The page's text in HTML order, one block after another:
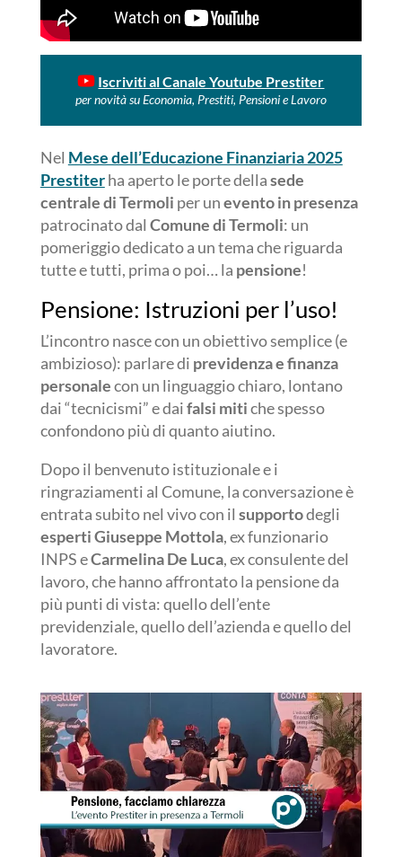
Iscriviti al Canale Youtube Prestiter
per novità su Economia, Prestiti, Pensioni e Lavoro
Nel Mese dell’Educazione Finanziaria 2025
Prestiterha aperto le porte dellasede
centrale di Termoli per unevento in presenza
patrocinato dal Comune di Termoli: un
pomeriggio dedicato a un tema che riguarda
tutte e tutti, prima o poi… la pensione!
Pensione: Istruzioni per l’uso!
L’incontro nasce con un obiettivo semplice (e
ambizioso): parlare di previdenza e finanza
personalecon un linguaggio chiaro, lontano
dai “tecnicismi” e daifalsi mitiche spesso
confondono più di quanto aiutino.
Dopo il benvenuto istituzionale e i
ringraziamenti al Comune, la conversazione è
entrata subito nel vivo con il supportodegli
esperti Giuseppe Mottola, ex funzionario
INPS eCarmelina De Luca, ex consulente del
lavoro, che hanno affrontato la pensione da
più punti di vista: quello dell’ente
previdenziale, quello dell’azienda e quello del
lavoratore.